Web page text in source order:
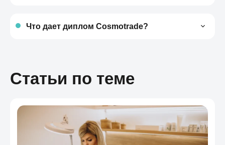
Что дает диплом Cosmotrade?
Статьи по теме